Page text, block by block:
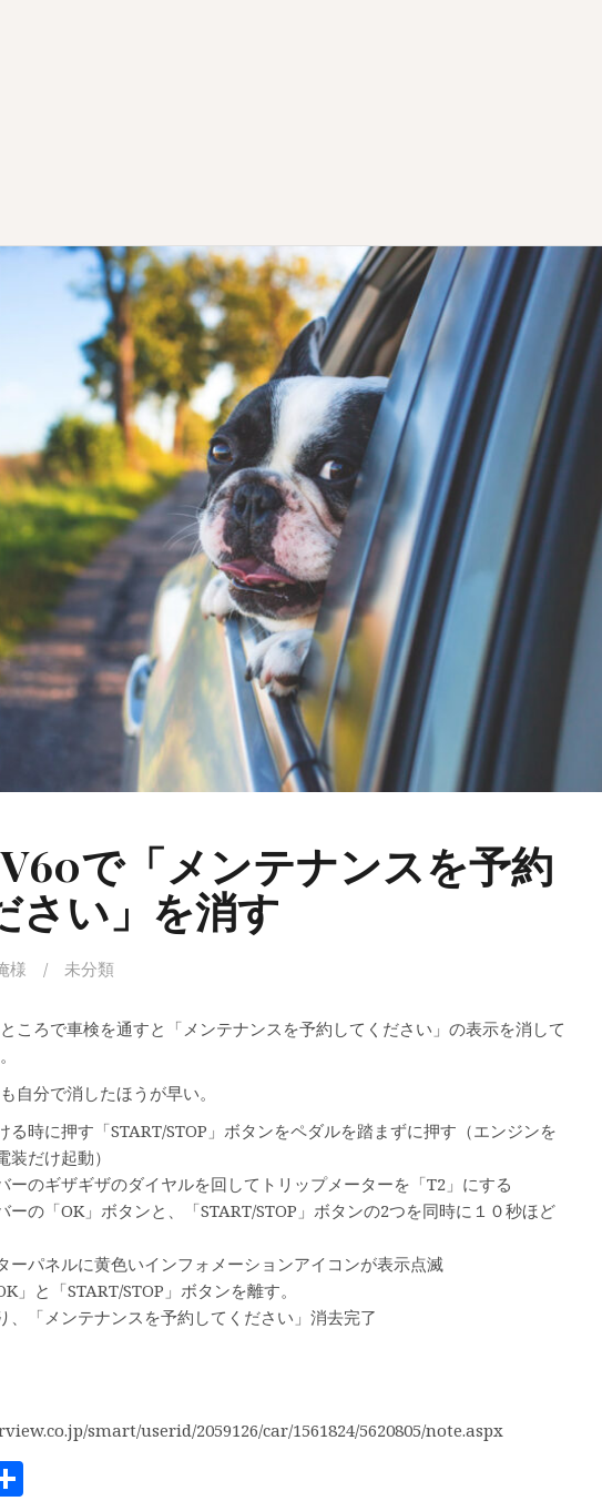
で「メンテナンスを予約
さい」を消す
様 未分類
ころで車検を通すと「メンテナンスを予約してください」の表示を消して
自分で消したほうが早い。
る時に押す「START/STOP」ボタンをペダルを踏まずに押す（エンジンを
装だけ起動）
ーのギザギザのダイヤルを回してトリップメーターを「T2」にする
ーの「OK」ボタンと、「START/STOP」ボタンの2つを同時に１０秒ほど
ーパネルに黄色いインフォメーションアイコンが表示点滅
」と「START/STOP」ボタンを離す。
、「メンテナンスを予約してください」消去完了
smart/userid/2059126/car/1561824/5620805/note.aspx